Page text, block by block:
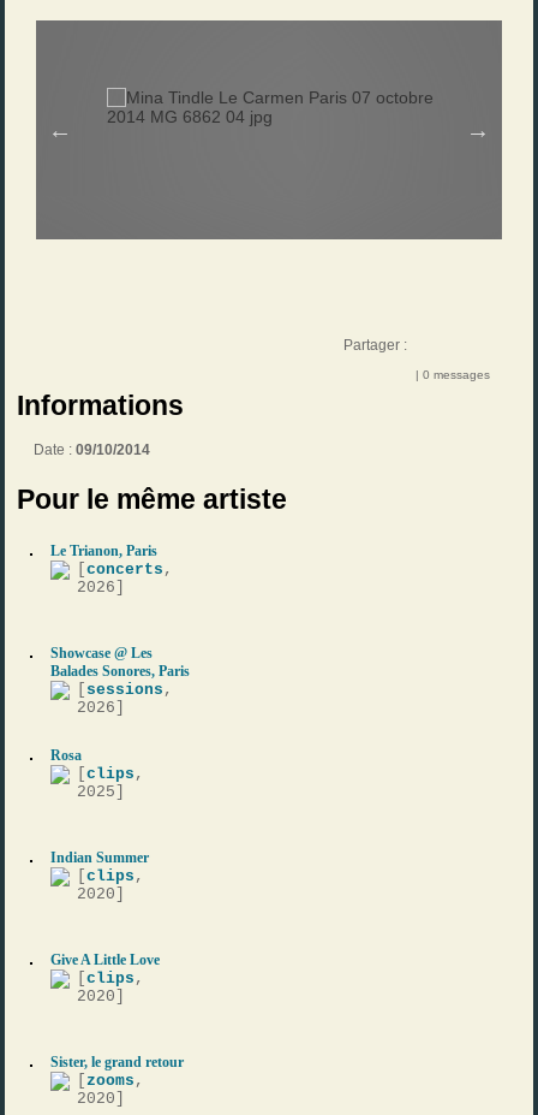
Partager :
| 0 messages
Informations
Date :09/10/2014
Pour le même artiste
Le Trianon, Paris
[concerts ,
2026]
Showcase @ Les
Balades Sonores, Paris
sessions ,
2026]
Rosa
[clips ,
2025]
Indian Summer
[clips ,
2020]
Give A Little Love
[clips ,
2020]
Sister, le grand retour
[zooms ,
2020]